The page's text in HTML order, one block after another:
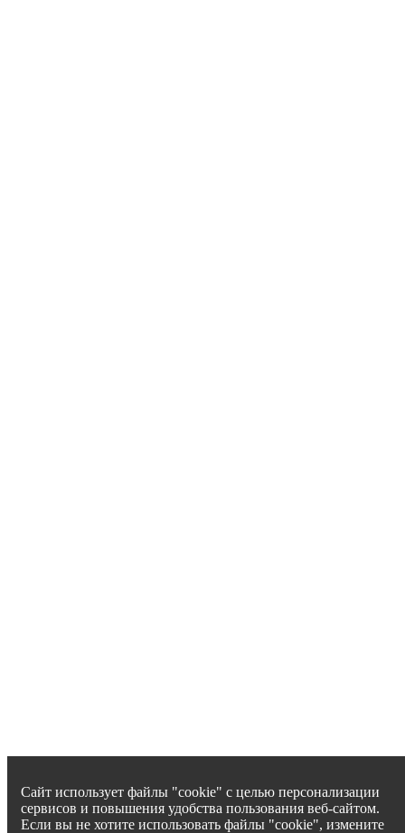
Сайт использует файлы "cookie" с целью персонализации
сервисов и повышения удобства пользования веб-сайтом.
Если вы не хотите использовать файлы "cookie", измените